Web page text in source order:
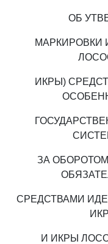
ОБ
МАРКИРОВКИ
ИКРЫ)
ЗА
СРЕДСТВАМИ
И ИКРЫ